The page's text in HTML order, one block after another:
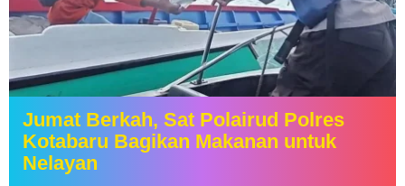
Jumat Berkah, Sat Polairud Polres
Kotabaru Bagikan Makanan untuk
Nelayan